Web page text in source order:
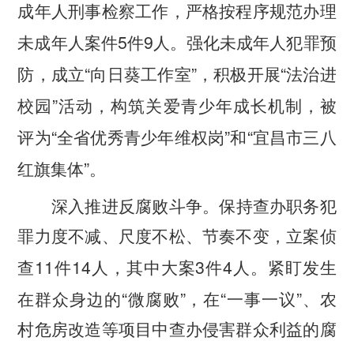
成年人刑事检察工作，严格按程序规范办理
未成年人案件5件9人。强化未成年人犯罪预
防，成立“向日葵工作室”，积极开展“法治进
校园 ”活动，构筑关爱青少年成长机制，被
评为“全省优秀青少年维权岗”和“宜昌市三八
红旗集体”。
深入推进反腐败斗争。保持查办职务犯
罪力度不减、尺度不松、节奏不变，立案侦
查11 件14 人，其中大案3件4 人。紧盯发生
在群众身边的“微腐败”，在“一事一议”、农
村危房改造等项目中查办侵害群众利益的腐